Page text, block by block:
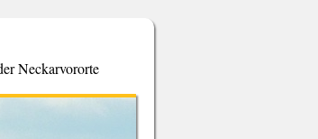
Neckarvororte